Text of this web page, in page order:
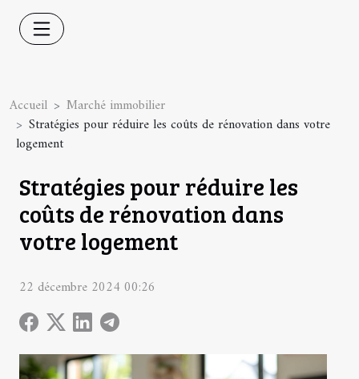
Accueil
Marché immobilier
Stratégies pour réduire les coûts de rénovation dans votre
logement
Stratégies pour réduire les
coûts de rénovation dans
votre logement
22 décembre 2024 00:26